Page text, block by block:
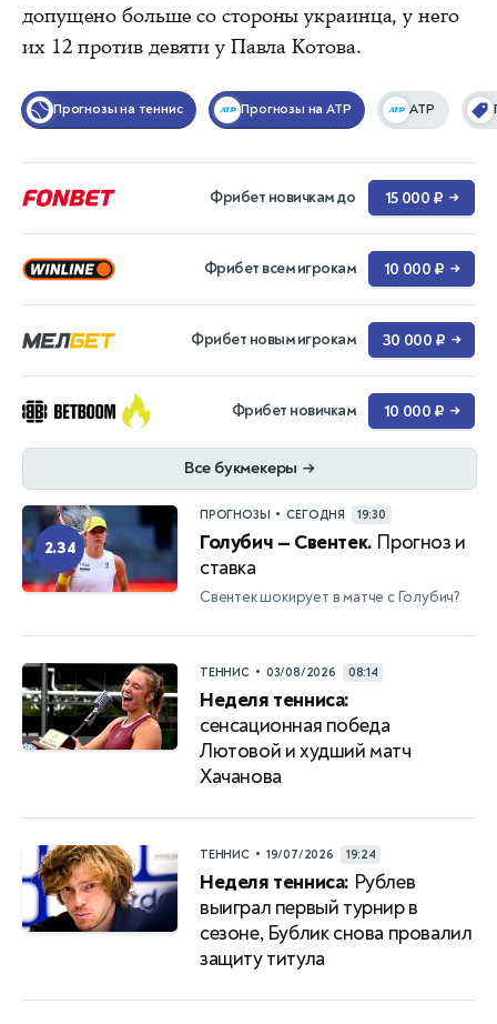
допущено больше со стороны украинца, у него
их 12 против девяти у Павла Котова.
Прогнозы на теннис Прогнозы на ATP ATP
Фрибет новичкам до 15 000 ₽ →
Фрибет всем игрокам 10 000 ₽ →
Фрибет новым игрокам 30 000 ₽ →
Фрибет новичкам 10 000 ₽ →
Все букмекеры →
2.34
ПРОГНОЗЫ • СЕГОДНЯ 19:30
Голубич — Свентек. Прогноз и
ставка
Свентек шокирует в матче с Голубич?
ТЕННИС • 03/08/2026 08:14
Неделя тенниса:
сенсационная победа
Лютовой и худший матч
Хачанова
ТЕННИС • 19/07/2026 19:24
Неделя тенниса: Рублев
выиграл первый турнир в
сезоне, Бублик снова провалил
защиту титула